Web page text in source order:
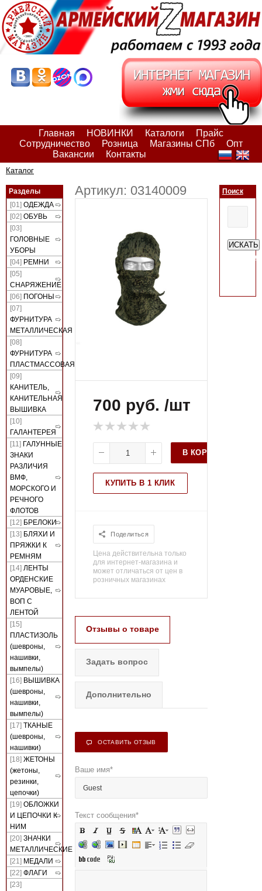
Главная НОВИНКИ Каталоги
Прайс
Сотрудничество
Розница Магазины СПб
Опт
Вакансии
Контакты
Каталог
Разделы
[01] ОДЕЖДА
[02] ОБУВЬ
[03]
ГОЛОВНЫЕ
УБОРЫ
[04] РЕМНИ
[05]
СНАРЯЖЕНИЕ
[06] ПОГОНЫ
[07]
ФУРНИТУРА
МЕТАЛЛИЧЕСКАЯ
[08]
ФУРНИТУРА
ПЛАСТМАССОВАЯ
[09]
КАНИТЕЛЬ,
КАНИТЕЛЬНАЯ
ВЫШИВКА
[10]
ГАЛАНТЕРЕЯ
[11] ГАЛУННЫЕ
ЗНАКИ
РАЗЛИЧИЯ
ВМФ,
МОРСКОГО И
РЕЧНОГО
ФЛОТОВ
[12] БРЕЛОКИ
[13] БЛЯХИ И
ПРЯЖКИ К
РЕМНЯМ
[14] ЛЕНТЫ
ОРДЕНСКИЕ
МУАРОВЫЕ,
ВОП С
ЛЕНТОЙ
[15]
ПЛАСТИЗОЛЬ
(шевроны,
нашивки,
вымпелы)
[16] ВЫШИВКА
(шевроны,
нашивки,
вымпелы)
[17] ТКАНЫЕ
(шевроны,
нашивки)
[18] ЖЕТОНЫ
(жетоны,
резинки,
цепочки)
[19] ОБЛОЖКИ
И ЦЕПОЧКИ К
НИМ
[20] ЗНАЧКИ
МЕТАЛЛИЧЕСКИЕ
[21] МЕДАЛИ
[22] ФЛАГИ
[23]
Артикул: 03140009
700 руб. /шт
В КОРЗИНУ
КУПИТЬ В 1 КЛИК
Поделиться
Цена действительна только
для интернет-магазина и
может отличаться от цен в
розничных магазинах
Отзывы о товаре
Задать вопрос
Дополнительно
ОСТАВИТЬ ОТЗЫВ
Ваше имя*
Текст сообщения*
Поиск
ИСКАТЬ